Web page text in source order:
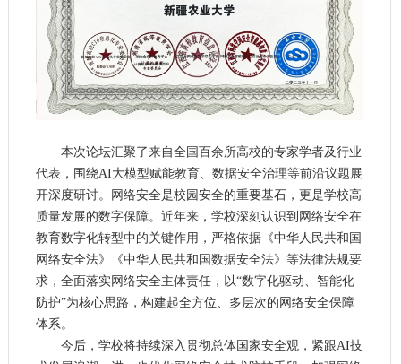
本次论坛汇聚了来自全国百余所高校的专家学者及行业
代表，围绕AI大模型赋能教育、数据安全治理等前沿议题展
开深度研讨。
网络安全是校园安全的重要基石，更是学校高
质量发展的数字保障。近年来，学校深刻认识到网络安全在
教育数字化转型中的关键作用，严格依据《中华人民共和国
网络安全法》《中华人民共和国数据安全法》等法律法规要
求，全面落实网络安全主体责任，以“数字化驱动、智能化
防护”为核心思路，构建起全方位、多层次的网络安全保障
体系。
今后，学校将持续深入贯彻总体国家安全观，紧跟AI技